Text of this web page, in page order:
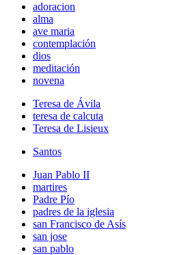
adoracion
alma
ave maria
contemplación
dios
meditación
novena
Teresa de Ávila
teresa de calcuta
Teresa de Lisieux
Santos
Juan Pablo II
martires
Padre Pío
padres de la iglesia
san Francisco de Asís
san jose
san pablo